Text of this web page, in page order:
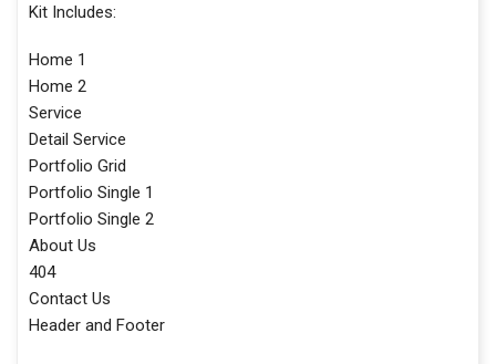
Kit Includes:
Home 1
Home 2
Service
Detail Service
Portfolio Grid
Portfolio Single 1
Portfolio Single 2
About Us
404
Contact Us
Header and Footer